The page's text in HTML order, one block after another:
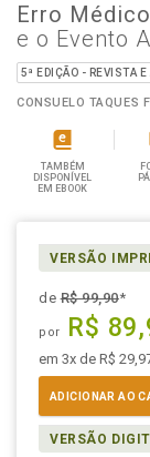
Erro Médico
e o Evento
5ª EDIÇÃO - REVISTA E
CONSUELO TAQUES
TAMBÉM
DISPONÍVEL
EM EBOOK
VERSÃO
deR$ 99,90*
por R$
em 3x de R$
ADICIONAR AO
VERSÃO